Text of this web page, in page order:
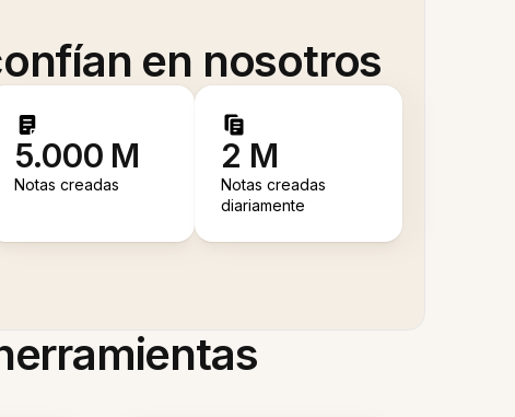
en nosotros
5.000 M
Notas creadas
2 M
Notas creadas
diariamente